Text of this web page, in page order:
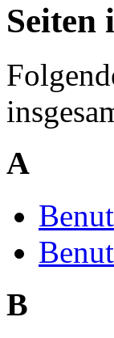
Seiten
A
B